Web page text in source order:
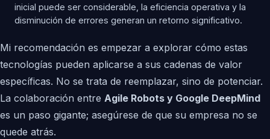
inicial puede ser considerable, la eficiencia operativa y la
disminución de errores generan un retorno significativo.
Mi recomendación es empezar a explorar cómo estas
tecnologías pueden aplicarse a sus cadenas de valor
específicas. No se trata de reemplazar, sino de potenciar.
La colaboración entre Agile Robots y Google DeepMind
es un paso gigante; asegúrese de que su empresa no se
quede atrás.